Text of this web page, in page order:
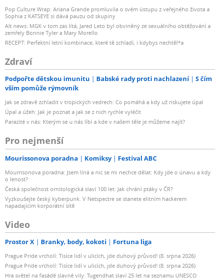
Pop Culture Wrap: Ariana Grande promluvila o svém ústupu z veřejného života a
Sophia z KATSEYE si dává pauzu od skupiny
Alt news: MGK v tom zas lítá, Jared Leto byl obviněný ze sexuálního obtěžování a
zemřely Bonnie Tyler a Mary Morello
RECEPT: Perfektní letní kombinace, které tě zchladí, i kdybys nechtěl*a
Zdraví
Podpořte dětskou imunitu Babské rady proti nachlazení
S čím
vším pomůže rýmovník
Jak se zdravě zchladit v tropických vedrech: Co pomáhá a kdy už riskujete úpal
Úpal a úžeh: Jak je poznat a jak se z nich rychle vyléčit
Parazité v nás: Kterým se u nás líbí a kde v našem těle je můžeme najít?
Pro nejmenší
Mourissonova poradna Komiksy Festival ABC
Mourrisonova poradna: Jsem líná a nic se mi nechce dělat: Kdy jde o únavu a kdy
o lenost?
Česká společnost ornitologická slaví 100 let: Jak chrání ptáky v ČR?
Vyzkoušejte český kyberpunk. V Netspectre se stanete elitním hackerem
napadajícím korporátní sítě
Video
Prostor X Branky, body, kokoti Fortuna liga
Prague Pride vrcholí: Tisíce lidí v ulicích, jde duhový průvod! (8. srpna 2026)
Prague Pride vrcholí: Tisíce lidí v ulicích, jde duhový průvod! (8. srpna 2026)
Hra světel na fasádě slavné vily: Tugendhat slaví 25 let na seznamu UNESCO